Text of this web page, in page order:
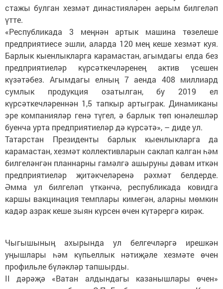
стажы булган хезмәт династияләрен аерым билгеләп
үтте.
«Республикада 3 меңнән артык машина төзелеше
предприятиесе эшли, аларда 120 мең кеше хезмәт куя.
Барлык кыенлыкларга карамастан, агымдагы елда без
предприятиеләр күрсәткечләренең актив үсешен
күзәтәбез. Агымдагы елның 7 аенда 408 миллиард
сумлык продукция озатылган, бу 2019 ел
күрсәткечләреннән 1,5 тапкыр артыграк. Динамиканы
эре компанияләр генә түгел, ә барлык төп юнәлешләр
буенча урта предприятиеләр дә күрсәтә», – диде ул.
Татарстан Президенты барлык кыенлыкларга да
карамастан, хезмәт коллективларын саклап калган һәм
билгеләнгән планнарны гамәлгә ашыруны дәвам иткән
предприятиеләр җитәкчеләренә рәхмәт белдерде.
Әмма ул билгеләп үткәнчә, республикада ковидга
каршы вакцинация темплары кимегән, аларны мөмкин
кадәр азрак кеше зыян күрсен өчен күтәрергә кирәк.
Чыгышының ахырында ул белгечләргә ирешкән
уңышлары һәм күпьеллык нәтиҗәле хезмәте өчен
профильле бүләкләр тапшырды.
II дәрәҗә «Ватан алдындагы казанышлары өчен»